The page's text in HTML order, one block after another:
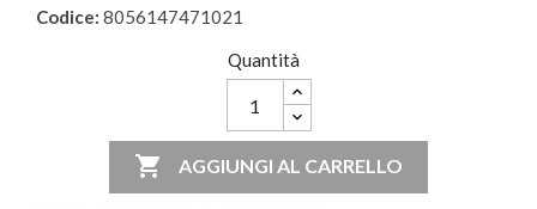
Codice: 8056147471021
Quantità
 AGGIUNGI AL CARRELLO